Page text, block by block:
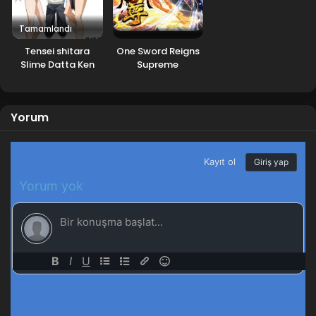
Mayıs 12, 2024
Yozakura-san Chi no Daisakusen 5.Bölüm İzle
Blm 5 - Yozakura-san Chi no Daisakusen 5.Bölüm İzle -
Yozakura-san Chi no Daisakusen 3.Bölüm İzle
Nisan 21, 2024
Yozakura-san Chi no Daisakusen 2.Bölüm İzle
Nisan 15, 2024
Tamamlandı
Tensei shitara
Slime Datta Ken
One Sword Reigns
Supreme
Yorum